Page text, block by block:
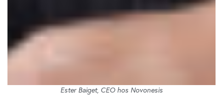
Ester Baiget, CEO hos Novonesis